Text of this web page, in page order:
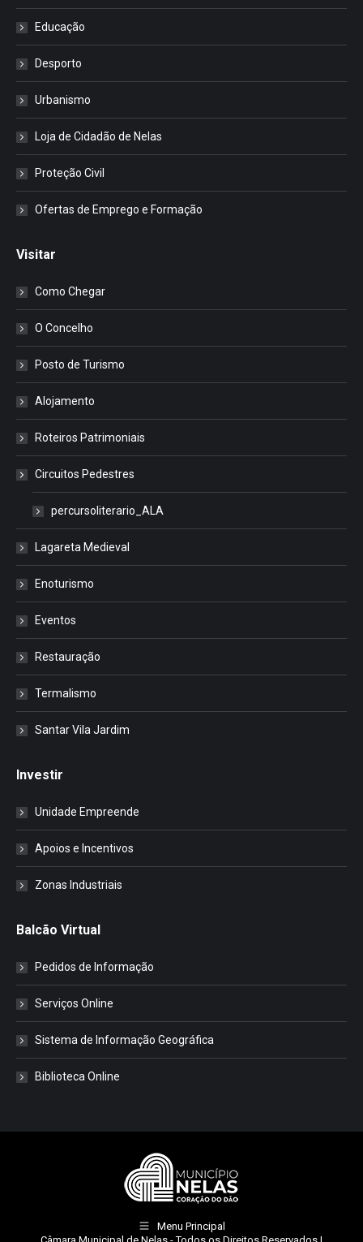
Educação
Desporto
Urbanismo
Loja de Cidadão de Nelas
Proteção Civil
Ofertas de Emprego e Formação
Visitar
Como Chegar
O Concelho
Posto de Turismo
Alojamento
Roteiros Patrimoniais
Circuitos Pedestres
percursoliterario_ALA
Lagareta Medieval
Enoturismo
Eventos
Restauração
Termalismo
Santar Vila Jardim
Investir
Unidade Empreende
Apoios e Incentivos
Zonas Industriais
Balcão Virtual
Pedidos de Informação
Serviços Online
Sistema de Informação Geográfica
Biblioteca Online
Menu Principal